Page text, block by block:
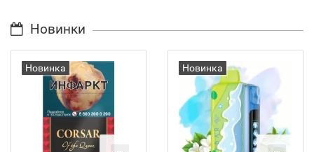
Новинки
Новинка Новинка